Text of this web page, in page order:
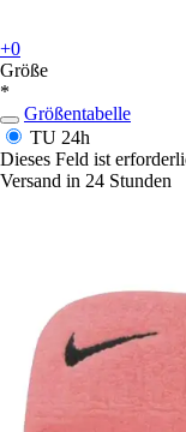
+0
Größe
*
Größentabelle
TU 24h
Dieses Feld ist
Versand in 24 Stunden